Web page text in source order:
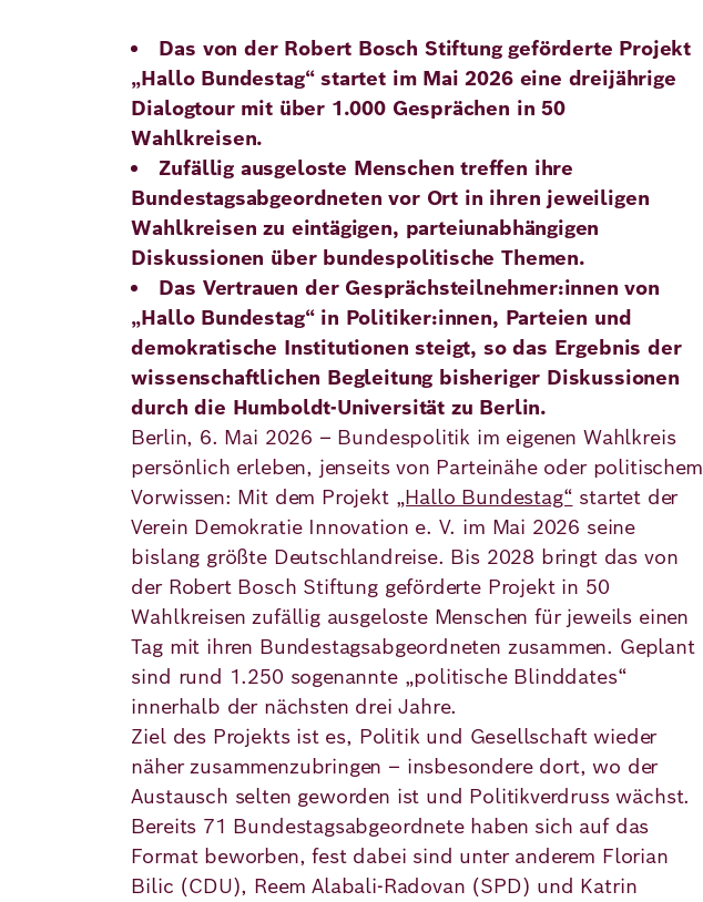
Career
Publications
Events
Robert
Academy
English
Contact
Peace
Change
Migration
Ukraine
Das von der Robert Bosch Stiftung geförderte Projekt
„Hallo Bundestag“ startet im Mai 2026 eine dreijährige
Dialogtour mit über 1.000 Gesprächen in 50
Wahlkreisen.
Zufällig ausgeloste Menschen treffen ihre
Bundestagsabgeordneten vor Ort in ihren jeweiligen
Wahlkreisen zu eintägigen, parteiunabhängigen
Diskussionen über bundespolitische Themen.
Das Vertrauen der Gesprächsteilnehmer:innen von
„Hallo Bundestag“ in Politiker:innen, Parteien und
demokratische Institutionen steigt, so das Ergebnis der
wissenschaftlichen Begleitung bisheriger Diskussionen
durch die Humboldt-Universität zu Berlin.
Berlin, 6. Mai 2026 – Bundespolitik im eigenen Wahlkreis
persönlich erleben, jenseits von Parteinähe oder politischem
Vorwissen: Mit dem Projekt „Hallo Bundestag“ startet der
Verein Demokratie Innovation e. V. im Mai 2026 seine
bislang größte Deutschlandreise. Bis 2028 bringt das von
der Robert Bosch Stiftung geförderte Projekt in 50
Wahlkreisen zufällig ausgeloste Menschen für jeweils einen
Tag mit ihren Bundestagsabgeordneten zusammen. Geplant
sind rund 1.250 sogenannte „politische Blinddates“
innerhalb der nächsten drei Jahre.
Ziel des Projekts ist es, Politik und Gesellschaft wieder
näher zusammenzubringen – insbesondere dort, wo der
Austausch selten geworden ist und Politikverdruss wächst.
Bereits 71 Bundestagsabgeordnete haben sich auf das
Format beworben, fest dabei sind unter anderem Florian
Bilic (CDU), Reem Alabali-Radovan (SPD) und Katrin